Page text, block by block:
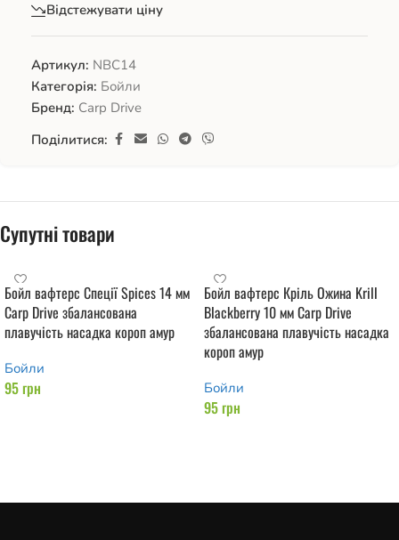
Відстежувати ціну
Артикул: NBC14
Категорія: Бойли
Бренд: Carp Drive
Поділитися:
Супутні товари
Бойл вафтерс Спеції Spices 14 мм
Carp Drive збалансована
плавучість насадка короп амур
Бойли
95грн
Бойл вафтерс Кріль Ожина Krill
Blackberry 10 мм Carp Drive
збалансована плавучість насадка
короп амур
Бойли
95грн